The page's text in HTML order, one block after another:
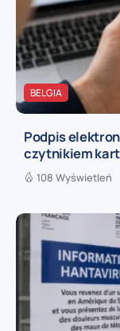
BELGIA
Podpis
czytnikiem
108 Wyświetleń